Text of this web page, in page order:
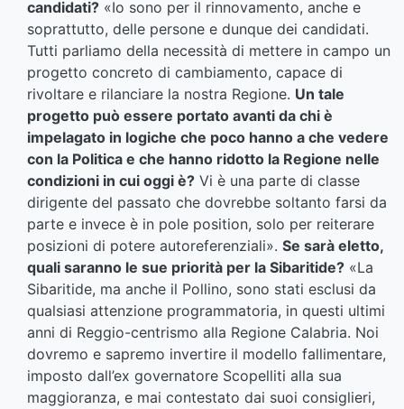
candidati? «Io sono per il rinnovamento, anche e
soprattutto, delle persone e dunque dei candidati.
Tutti parliamo della necessità di mettere in campo un
progetto concreto di cambiamento, capace di
rivoltare e rilanciare la nostra Regione. Un tale
progetto può essere portato avanti da chi è
impelagato in logiche che poco hanno a che vedere
con la Politica e che hanno ridotto la Regione nelle
condizioni in cui oggi è? Vi è una parte di classe
dirigente del passato che dovrebbe soltanto farsi da
parte e invece è in pole position, solo per reiterare
posizioni di potere autoreferenziali». Se sarà eletto,
quali saranno le sue priorità per la Sibaritide? «La
Sibaritide, ma anche il Pollino, sono stati esclusi da
qualsiasi attenzione programmatoria, in questi ultimi
anni di Reggio-centrismo alla Regione Calabria. Noi
dovremo e sapremo invertire il modello fallimentare,
imposto dall’ex governatore Scopelliti alla sua
maggioranza, e mai contestato dai suoi consiglieri,